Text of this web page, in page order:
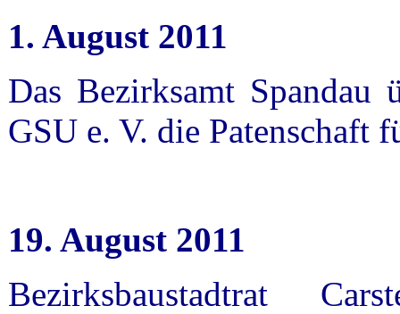
1. August 2011
Das Bezirksamt Spandau
GSU e. V. die Patenschaft
19. August 2011
Bezirksbaustadtrat